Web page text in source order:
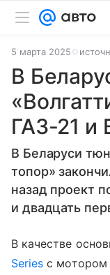
5 марта 2025
​​​​​​​В
ГАЗ-21 и
В Беларуси
топор»
назад проект
и двадцать
В качестве
Series с мотором